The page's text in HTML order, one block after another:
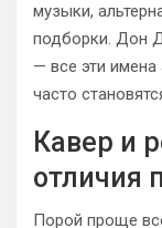
музыки,
подборки. Дон
— все эти
часто
Кавер и
отличия
Порой проще